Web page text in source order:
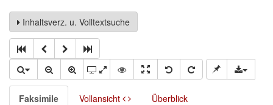
Inhaltsverz. u. Volltextsuche
Faksimile Vollansicht Überblick